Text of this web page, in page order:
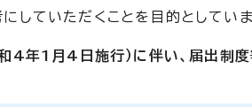
していただくことを目的としていま
4年1月4日施行）に伴い、届出制度